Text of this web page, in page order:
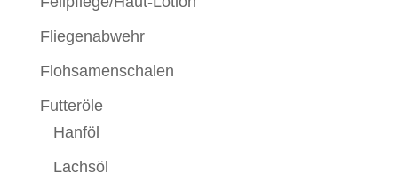
Fliegenabwehr
Flohsamenschalen
Futteröle
Hanföl
Lachsöl